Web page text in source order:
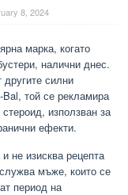
8, 2024
марка, когато
налични днес.
силни
Bal, той се рекламира
използван за
ефекти.
не изисква рецепта
мъже, които се
период на